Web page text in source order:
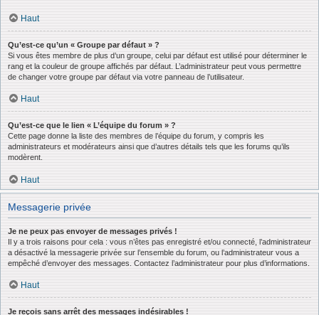
Haut
Qu’est-ce qu’un « Groupe par défaut » ?
Si vous êtes membre de plus d’un groupe, celui par défaut est utilisé pour déterminer le
rang et la couleur de groupe affichés par défaut. L’administrateur peut vous permettre
de changer votre groupe par défaut via votre panneau de l’utilisateur.
Haut
Qu’est-ce que le lien « L’équipe du forum » ?
Cette page donne la liste des membres de l’équipe du forum, y compris les
administrateurs et modérateurs ainsi que d’autres détails tels que les forums qu’ils
modèrent.
Haut
Messagerie privée
Je ne peux pas envoyer de messages privés !
Il y a trois raisons pour cela : vous n’êtes pas enregistré et/ou connecté, l’administrateur
a désactivé la messagerie privée sur l’ensemble du forum, ou l’administrateur vous a
empêché d’envoyer des messages. Contactez l’administrateur pour plus d’informations.
Haut
Je reçois sans arrêt des messages indésirables !